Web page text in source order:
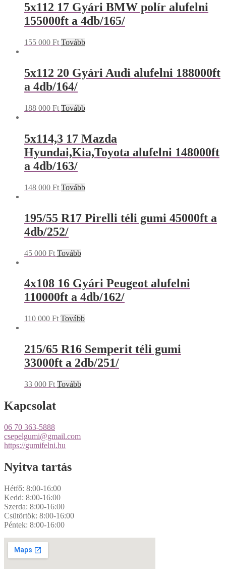
5x112 17 Gyári BMW polír alufelni
155000ft a 4db/165/
155 000 Ft Tovább
5x112 20 Gyári Audi alufelni 188000ft
a 4db/164/
188 000 Ft Tovább
5x114,3 17 Mazda
Hyundai,Kia,Toyota alufelni 148000ft
a 4db/163/
148 000 Ft Tovább
195/55 R17 Pirelli téli gumi 45000ft a
4db/252/
45 000 Ft Tovább
4x108 16 Gyári Peugeot alufelni
110000ft a 4db/162/
110 000 Ft Tovább
215/65 R16 Semperit téli gumi
33000ft a 2db/251/
33 000 Ft Tovább
Kapcsolat
06 70 363-5888
csepelgumi@gmail.com
https://gumifelni.hu
Nyitva tartás
Hétfő: 8:00-16:00
Kedd: 8:00-16:00
Szerda: 8:00-16:00
Csütörtök: 8:00-16:00
Péntek: 8:00-16:00